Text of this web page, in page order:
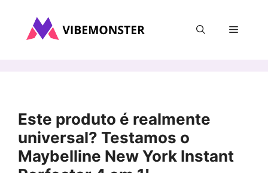
Menu
Este produto é realmente
universal? Testamos o
Maybelline New York Instant